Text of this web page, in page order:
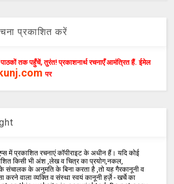
प्रकाशित करें
तक पहुँचें, तुरंत! प्रकाशनार्थ रचनाएँ आमंत्रित हैं. ईमेल
पर
में प्रकाशित रचनाएं कॉपीराइट के अधीन हैं। यदि कोई
किसी भी अंश ,लेख व चित्र का प्रयोग,नकल,
संचालक के अनुमति के बिना करता है ,तो यह गैरकानूनी व
करने वाला व्यक्ति व संस्था स्वयं कानूनी हर्ज़े - खर्चे का